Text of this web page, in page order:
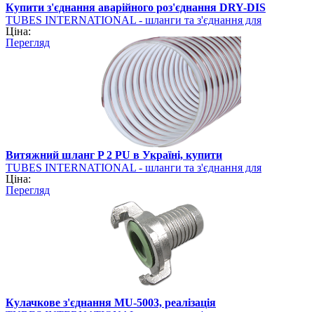
Купити з'єднання аварійного роз'єднання DRY-DIS
TUBES INTERNATIONAL - шланги та з'єднання для
промисловості
Ціна:
Перегляд
Витяжний шланг P 2 PU в Україні, купити
TUBES INTERNATIONAL - шланги та з'єднання для
промисловості
Ціна:
Перегляд
Кулачкове з'єднання MU-5003, реалізація